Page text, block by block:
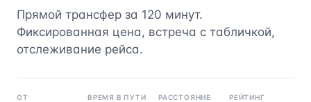
Прямой трансфер за 120 минут.
Фиксированная цена, встреча с табличкой,
отслеживание рейса.
ОТ ВРЕМЯ В ПУТИ РАССТОЯНИЕ РЕЙТИНГ